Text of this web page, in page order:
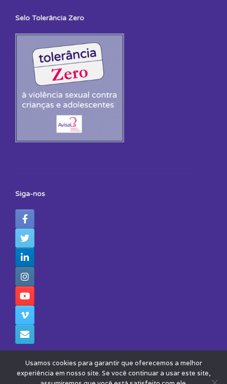
Selo Tolerância Zero
Siga-nos
Usamos cookies para garantir que oferecemos a melhor
experiência em nosso site. Se você continuar a usar este site,